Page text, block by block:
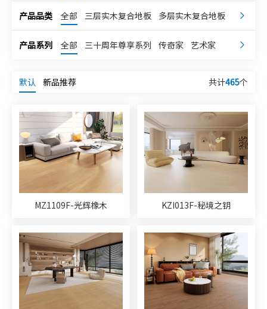
凯发·k8国际康逸 嘉兰奇
产品品类 全部 三层实木复合地板
多层实木复合地板
凯发·k8国际超次元
产品系列 全部 三十周年尊享系列 传奇家 艺术家
第五大道系列
真木纹系列
印记时代系列
地暖专用地板
倍护地板 防水地板
M系星座地板系列
唐之韵系列 国风茗木系列 原木生活系列
柔石木纹系列
艺数系列 美蜡德系列
颜值时代系列
顶层设计 奇迹时光 金丝木
超级地板系列
1515系列
默认 新品推荐 共计465个
MZ1109F-光辉橡木 KZI013F-秘境之钥